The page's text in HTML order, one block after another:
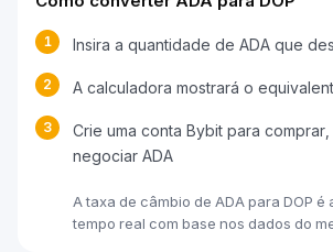
1 Insira a quantidade de ADA que
2 A calculadora mostrará o
3
Crie uma conta Bybit para
negociar ADA
A taxa de câmbio de ADA para DOP é
tempo real com base nos dados do